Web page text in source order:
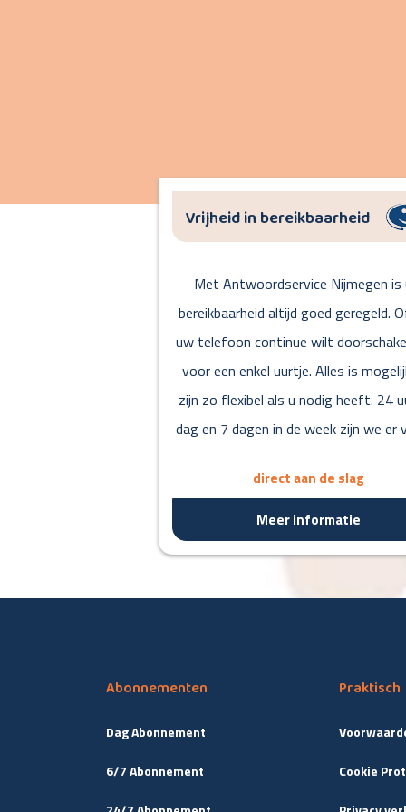
Vrijheid in bereikbaarheid
Met Antwoordservice Nijmegen is
bereikbaarheid altijd goed geregeld.
uw telefoon continue wilt
voor een enkel uurtje. Alles is
zijn zo flexibel als u nodig heeft. 24
dag en 7 dagen in de week zijn we er
direct aan de slag
Meer informatie
Abonnementen
Dag Abonnement
6/7 Abonnement
Praktisch
Cookie